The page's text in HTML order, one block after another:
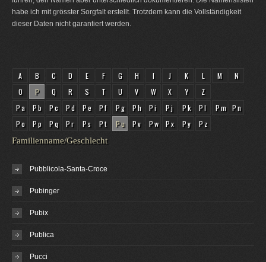
habe ich mit grösster Sorgfalt erstellt. Trotzdem kann die Vollständigkeit
dieser Daten nicht garantiert werden.
A B C D E F G H I J K L M
N
O
P Q R S T U V W X Y
Z
Pa
Pb Pc Pd Pe Pf Pg Ph Pi Pj Pk Pl Pm Pn
Po
Pp Pq Pr Ps Pt Pu Pv Pw Px Py Pz
Familienname/Geschlecht
Pubblicola-Santa-Croce
Pubinger
Pubix
Publica
Pucci